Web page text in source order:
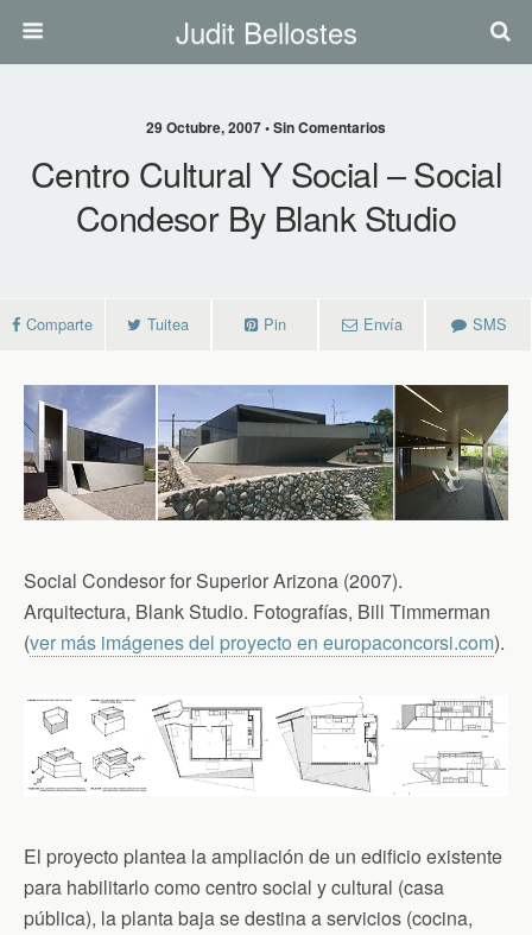
Judit Bellostes
29 Octubre, 2007 • Sin Comentarios
Centro Cultural Y Social – Social
Condesor By Blank Studio
Comparte Tuitea Pin Envía SMS
Social Condesor for Superior Arizona (2007).
Arquitectura, Blank Studio. Fotografías, Bill Timmerman
(ver más imágenes del proyecto en europaconcorsi.com).
El proyecto plantea la ampliación de un edificio existente
para habilitarlo como centro social y cultural (casa
pública), la planta baja se destina a servicios (cocina,